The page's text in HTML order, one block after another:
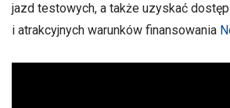
jazd testowych, a także uzyskać
i atrakcyjnych warunków finansowania